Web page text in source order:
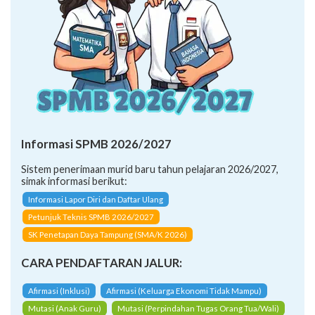
Informasi SPMB 2026/2027
Sistem penerimaan murid baru tahun pelajaran 2026/2027,
simak informasi berikut:
Informasi Lapor Diri dan Daftar Ulang
Petunjuk Teknis SPMB 2026/2027
SK Penetapan Daya Tampung (SMA/K 2026)
CARA PENDAFTARAN JALUR:
Afirmasi (Inklusi)
Afirmasi (Keluarga Ekonomi Tidak Mampu)
Mutasi (Anak Guru)
Mutasi (Perpindahan Tugas Orang Tua/Wali)